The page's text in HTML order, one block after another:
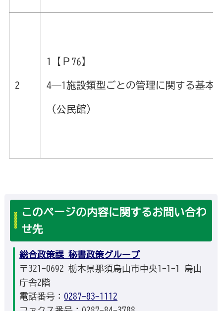
2
1【Ｐ76】
4―1施設類型ごとの管理に関する基本
（公民館）
このページの内容に関するお問い合わ
せ先
総合政策課 秘書政策グループ
〒321-0692 栃木県那須烏山市中央1-1-1 烏山
庁舎2階
電話番号： 0287-83-1112